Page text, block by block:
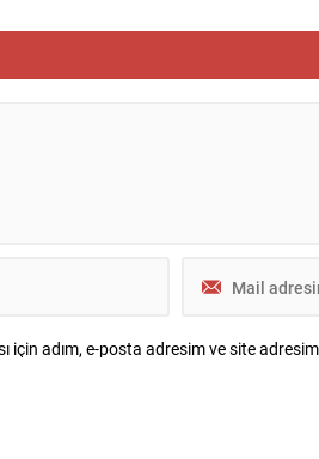
için adım, e-posta adresim ve site